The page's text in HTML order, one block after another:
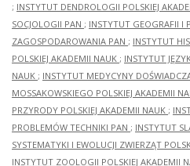
; INSTYTUT DENDROLOGII POLSKIEJ
SOCJOLOGII PAN ; INSTYTUT GEOGRAFII I
ZAGOSPODAROWANIA PAN ; INSTYTUT
POLSKIEJ AKADEMII NAUK ; INSTYTUT
NAUK ; INSTYTUT MEDYCYNY
MOSSAKOWSKIEGO POLSKIEJ AKADEMII
PRZYRODY POLSKIEJ AKADEMII NAUK ;
PROBLEMÓW TECHNIKI PAN ; INSTYTUT
SYSTEMATYKI I EWOLUCJI ZWIERZĄT
INSTYTUT ZOOLOGII POLSKIEJ AKADEMII